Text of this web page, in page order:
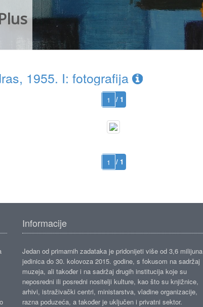
1955. I: fotografija
/ 1
/ 1
Informacije
Jedan od primarnih zadataka je pridonijeti više od 3,6 milijuna
jedinica do 30. kolovoza 2015. godine, s fokusom na sadržaj
muzeja, ali također i na sadržaj drugih institucija koje su
neposredni ili posredni nositelji kulture, kao što su knjižnice,
arhivi, istraživački centri, ministarstva, vladine organizacije,
razna poduzeća, a također je uključen i privatni sektor.